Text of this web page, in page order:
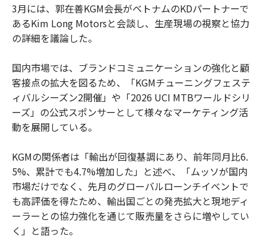
3月には、郭在善KGM会長がベトナムのKDパートナーで
あるKim Long Motorsと会談し、生産現場の視察と協力
の詳細を議論した。
国内市場では、ブランドコミュニケーションの強化と顧
客接点の拡大を図るため、「KGMチューニングフェステ
ィバルシーズン2開催」や「2026 UCI MTBワールドシリ
ーズ」の公式スポンサーとして様々なマーケティング活
動を展開している。
KGMの関係者は「輸出が回復基調にあり、前年同月比6.
5%、累計でも4.7%増加した」と述べ、「ムッソが国内
市場だけでなく、先月のグローバルローンチイベントで
も高評価を得たため、輸出国ごとの発売拡大と現地ディ
ーラーとの協力強化を通じて販売量をさらに増やしてい
く」と語った。